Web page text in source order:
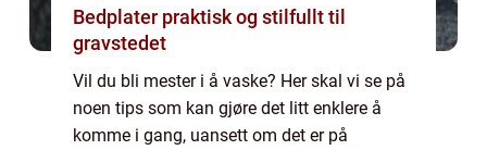
Bedplater praktisk og stilfullt til
gravstedet
Vil du bli mester i å vaske? Her skal vi se på
noen tips som kan gjøre det litt enklere å
komme i gang, uansett om det er på